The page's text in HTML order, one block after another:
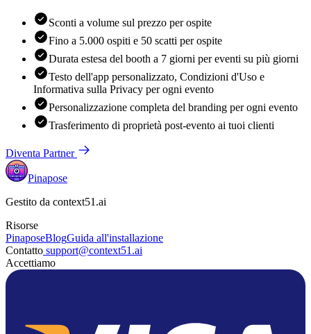
Sconti a volume sul prezzo per ospite
Fino a 5.000 ospiti e 50 scatti per ospite
Durata estesa del booth a 7 giorni per eventi su più giorni
Testo dell'app personalizzato, Condizioni d'Uso e
Informativa sulla Privacy per ogni evento
Personalizzazione completa del branding per ogni evento
Trasferimento di proprietà post-evento ai tuoi clienti
Diventa Partner
Pinapose
Gestito da context51.ai
Risorse
PinaposeBlogGuida all'installazione
Contatto support@context51.ai
Accettiamo